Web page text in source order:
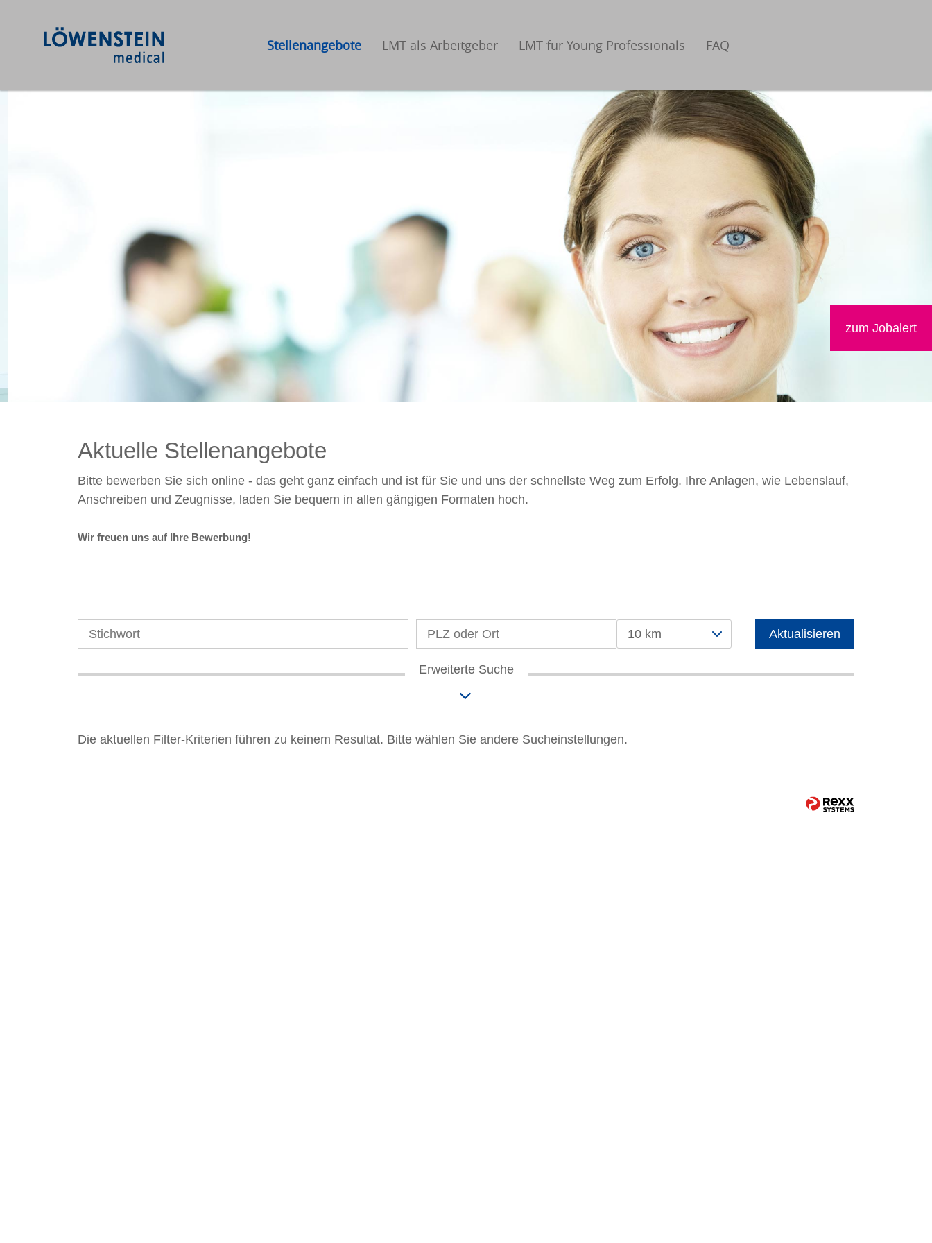
Stellenangebote LMT als Arbeitgeber LMT für Young Professionals FAQ
Aktuelle Stellenangebote
Bitte bewerben Sie sich online - das geht ganz einfach und ist für Sie und uns der schnellste Weg zum Erfolg. Ihre Anlagen, wie Lebenslauf,
Anschreiben und Zeugnisse, laden Sie bequem in allen gängigen Formaten hoch.
Wir freuen uns auf Ihre Bewerbung!
10 km Aktualisieren
Erweiterte Suche
Die aktuellen Filter-Kriterien führen zu keinem Resultat. Bitte wählen Sie andere Sucheinstellungen.
zum Jobalert